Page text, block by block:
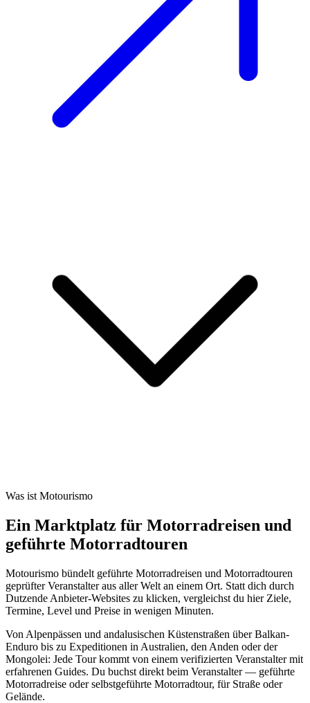
Was ist Motourismo
Ein Marktplatz für Motorradreisen und
geführte Motorradtouren
Motourismo bündelt geführte Motorradreisen und Motorradtouren
geprüfter Veranstalter aus aller Welt an einem Ort. Statt dich durch
Dutzende Anbieter-Websites zu klicken, vergleichst du hier Ziele,
Termine, Level und Preise in wenigen Minuten.
Von Alpenpässen und andalusischen Küstenstraßen über Balkan-
Enduro bis zu Expeditionen in Australien, den Anden oder der
Mongolei: Jede Tour kommt von einem verifizierten Veranstalter mit
erfahrenen Guides. Du buchst direkt beim Veranstalter — geführte
Motorradreise oder selbstgeführte Motorradtour, für Straße oder
Gelände.